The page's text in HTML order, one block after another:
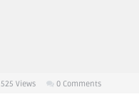
525 Views 0 Comments